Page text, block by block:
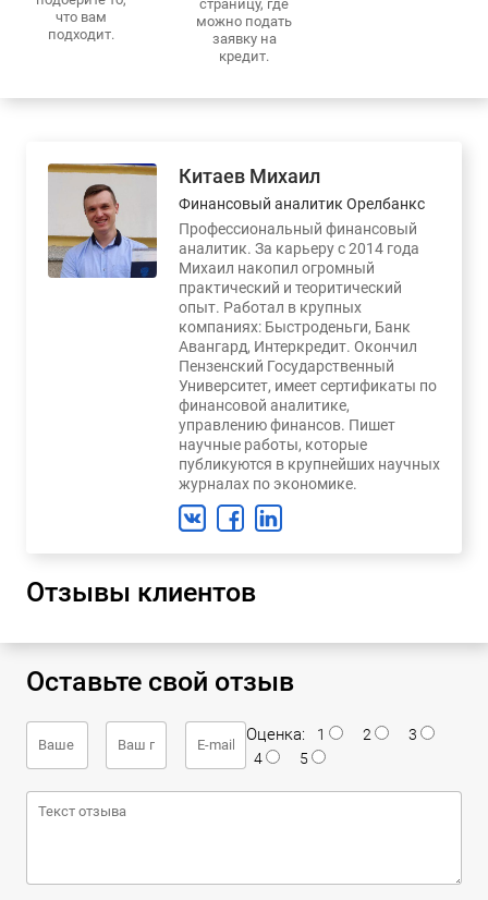
что вам
подходит.
страницу, где
можно подать
заявку на
кредит.
Китаев Михаил
Финансовый аналитик Орелбанкс
Профессиональный финансовый
аналитик. За карьеру с 2014 года
Михаил накопил огромный
практический и теоритический
опыт. Работал в крупных
компаниях: Быстроденьги, Банк
Авангард, Интеркредит. Окончил
Пензенский Государственный
Университет, имеет сертификаты по
финансовой аналитике,
управлению финансов. Пишет
научные работы, которые
публикуются в крупнейших научных
журналах по экономике.
Отзывы клиентов
Оставьте свой отзыв
Оценка: 1 2
3
4
5